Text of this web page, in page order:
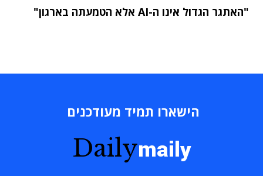
"האתגר הגדול אינו ה-AI אלא הטמעתה בארגון"
הישארו תמיד מעודכנים
Dailymaily